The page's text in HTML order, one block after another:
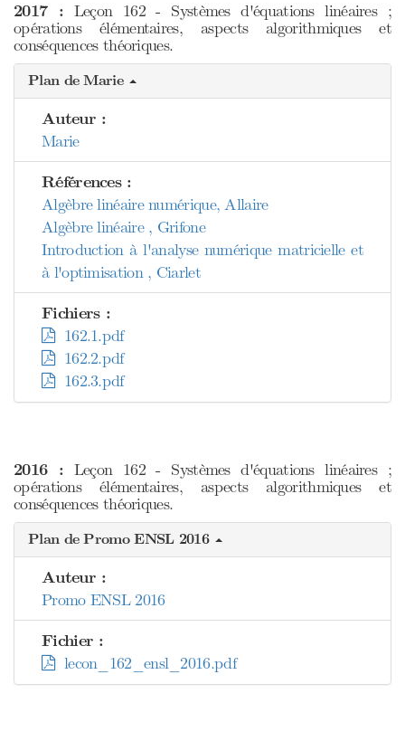
2017 : Leçon 162 - Systèmes d'équations linéaires ;
opérations élémentaires, aspects algorithmiques et
conséquences théoriques.
Plan de Marie
Auteur :
Marie
Références :
Algèbre linéaire numérique, Allaire
Algèbre linéaire , Grifone
Introduction à l'analyse numérique matricielle et
à l'optimisation , Ciarlet
Fichiers :
162.1.pdf
162.2.pdf
162.3.pdf
2016 : Leçon 162 - Systèmes d'équations linéaires ;
opérations élémentaires, aspects algorithmiques et
conséquences théoriques.
Plan de Promo ENSL 2016
Auteur :
Promo ENSL 2016
Fichier :
lecon_162_ensl_2016.pdf